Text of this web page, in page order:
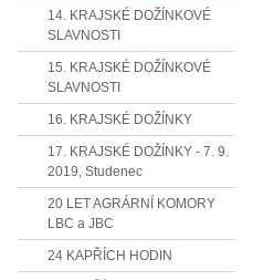
14. KRAJSKÉ DOŽÍNKOVÉ
SLAVNOSTI
15. KRAJSKÉ DOŽÍNKOVÉ
SLAVNOSTI
16. KRAJSKÉ DOŽÍNKY
17. KRAJSKÉ DOŽÍNKY - 7. 9.
2019, Studenec
20 LET AGRÁRNÍ KOMORY
LBC a JBC
24 KAPŘÍCH HODIN